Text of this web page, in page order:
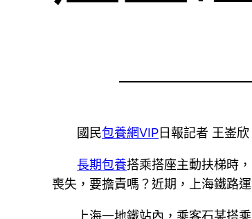
國民包養網VIP日報記者 王崟欣
長期包養搭乘搭座主動扶梯時
喪失，要擔責嗎？近期，上海鐵路
上海一地鐵站內，乘客石某搭